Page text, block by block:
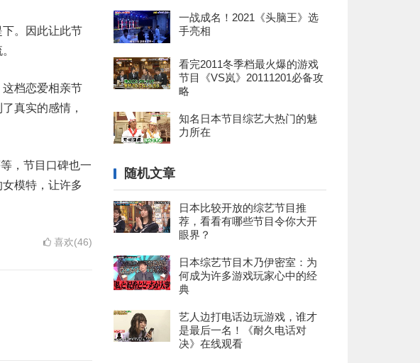
。因此让此节
这档恋爱相亲节
真实的感情，
，节目口碑也一
模特，让许多
喜欢(46)
一战成名！2021《头脑王》选
手亮相
看完2011冬季档最火爆的游戏
节目《VS岚》20111201必备攻
略
知名日本节目综艺大热门的魅
力所在
随机文章
日本比较开放的综艺节目推
荐，看看有哪些节目令你大开
眼界？
日本综艺节目木乃伊密室：为
何成为许多游戏玩家心中的经
典
艺人边打电话边玩游戏，谁才
是最后一名！《耐久电话对
决》在线观看